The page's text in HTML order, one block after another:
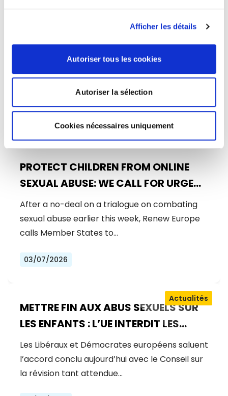
Afficher les détails
Autoriser tous les cookies
Autoriser la sélection
Cookies nécessaires uniquement
PROTECT CHILDREN FROM ONLINE
SEXUAL ABUSE: WE CALL FOR URGENT
NEGOTIATIONS AND PERMANENT
SOLUTION
After a no-deal on a trialogue on combating
sexual abuse earlier this week, Renew Europe
calls Member States to…
03/07/2026
METTRE FIN AUX ABUS SEXUELS SUR
LES ENFANTS : L’UE INTERDIT LES
MANUELS D’ABUS, RENFORCE LA
PRÉVENTION ET GARANTIT LA
JUSTICE POUR LES VICTIMES
Actualités
Les Libéraux et Démocrates européens saluent
l’accord conclu aujourd’hui avec le Conseil sur
la révision tant attendue…